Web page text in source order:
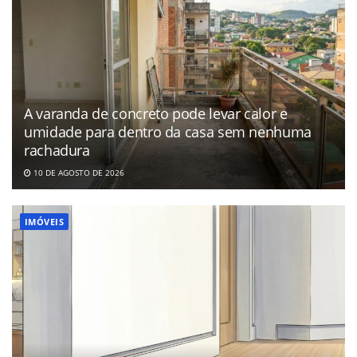
A varanda de concreto pode levar calor e
umidade para dentro da casa sem nenhuma
rachadura
10 DE AGOSTO DE 2026
IMÓVEIS